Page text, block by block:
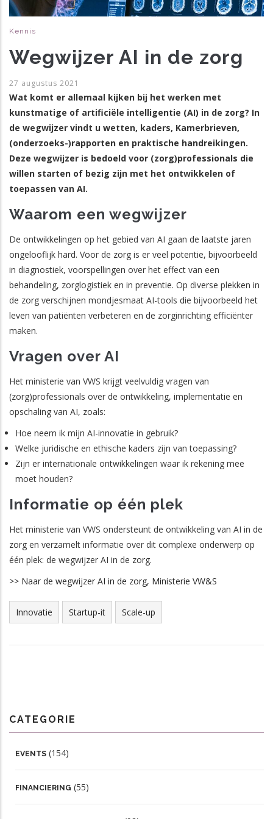
Kennis
Wegwijzer AI in de zorg
27 augustus 2021
Wat komt er allemaal kijken bij het werken met
kunstmatige of artificiële intelligentie (AI) in de zorg? In
de wegwijzer vindt u wetten, kaders, Kamerbrieven,
(onderzoeks-)rapporten en praktische handreikingen.
Deze wegwijzer is bedoeld voor (zorg)professionals die
willen starten of bezig zijn met het ontwikkelen of
toepassen van AI.
Waarom een wegwijzer
De ontwikkelingen op het gebied van AI gaan de laatste jaren
ongelooflijk hard. Voor de zorg is er veel potentie, bijvoorbeeld
in diagnostiek, voorspellingen over het effect van een
behandeling, zorglogistiek en in preventie. Op diverse plekken in
de zorg verschijnen mondjesmaat AI-tools die bijvoorbeeld het
leven van patiënten verbeteren en de zorginrichting efficiënter
maken.
Vragen over AI
Het ministerie van VWS krijgt veelvuldig vragen van
(zorg)professionals over de ontwikkeling, implementatie en
opschaling van AI, zoals:
Hoe neem ik mijn AI-innovatie in gebruik?
Welke juridische en ethische kaders zijn van toepassing?
Zijn er internationale ontwikkelingen waar ik rekening mee
moet houden?
Informatie op één plek
Het ministerie van VWS ondersteunt de ontwikkeling van AI in de
zorg en verzamelt informatie over dit complexe onderwerp op
één plek: de wegwijzer AI in de zorg.
>> Naar de wegwijzer AI in de zorg, Ministerie VW&S
Innovatie Startup-it Scale-up
CATEGORIE
EVENTS (154)
FINANCIERING (55)